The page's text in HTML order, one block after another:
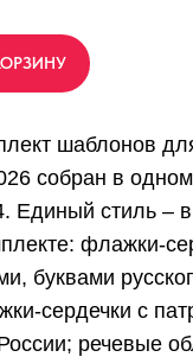
шаблонов
собран в
Единый стиль –
флажки-
буквами
сердечки с
речевые